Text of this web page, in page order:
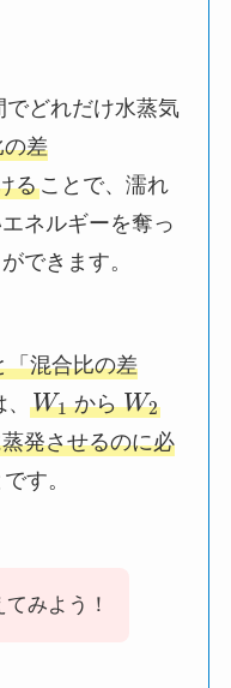
でどれだけ水蒸気
の差
ることで、濡れ
ネルギーを奪っ
できます。
「混合比の差
W1からW2
発させるのに必
す。
みよう！